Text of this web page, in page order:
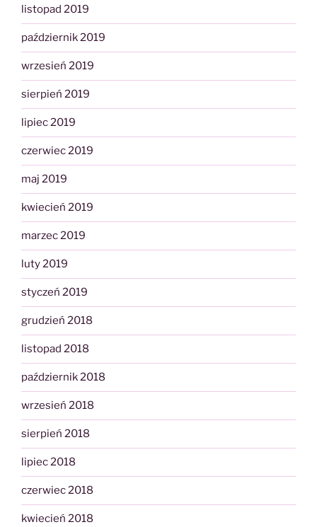
listopad 2019
październik 2019
wrzesień 2019
sierpień 2019
lipiec 2019
czerwiec 2019
maj 2019
kwiecień 2019
marzec 2019
luty 2019
styczeń 2019
grudzień 2018
listopad 2018
październik 2018
wrzesień 2018
sierpień 2018
lipiec 2018
czerwiec 2018
kwiecień 2018